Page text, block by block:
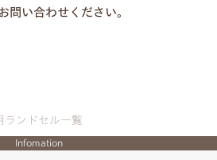
問い合わせください。
ンドセル一覧
Infomation